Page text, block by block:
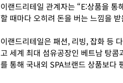
이랜드리테일 관계자는 “E:상품을
할 때마다 오히려 돈을 버는 느낌을
이랜드리테일은 패션, 리빙, 잡화 등
고 세계 최대 섬유공장인 베트남 탕
를 통해 국내외 SPA브랜드 상품보다